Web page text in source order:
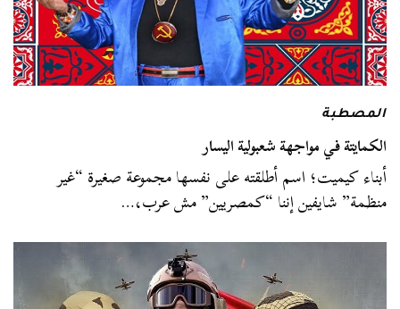
المصطبة
الكمايتة في مواجهة شعبولية اليسار
أبناء كيميت؛ اسم أطلقته على نفسها مجموعة صغيرة “غير
منظمة” شايفين إننا “كمصريين” مش عرب،…